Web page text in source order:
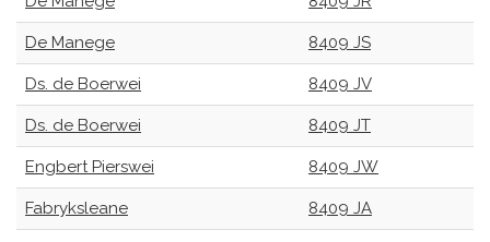
De Manege 8409 JS
Ds. de Boerwei 8409 JV
Ds. de Boerwei 8409 JT
Engbert Pierswei 8409 JW
Fabryksleane 8409 JA